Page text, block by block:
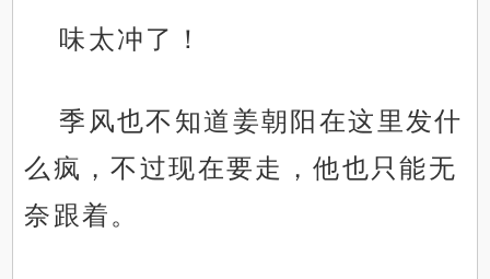
味太冲了！
季风也不知道姜朝阳在这里发什
么疯，不过现在要走，他也只能无
奈跟着。